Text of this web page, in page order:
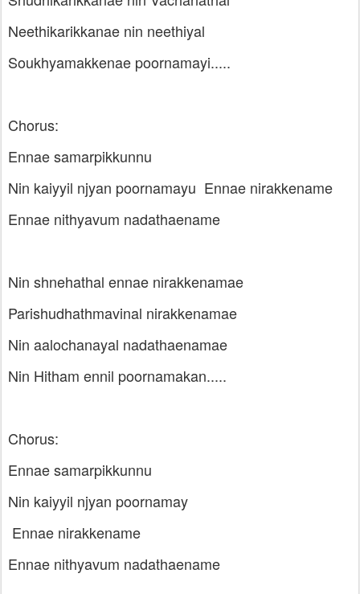
Neethikarikkanae nin neethiyal
Soukhyamakkenae poornamayi.....
Chorus:
Ennae samarpikkunnu
Nin kaiyyil njyan poornamayu Ennae nirakkename
Ennae nithyavum nadathaename
Nin shnehathal ennae nirakkenamae
Parishudhathmavinal nirakkenamae
Nin aalochanayal nadathaenamae
Nin Hitham ennil poornamakan.....
Chorus:
Ennae samarpikkunnu
Nin kaiyyil njyan poornamay
Ennae nirakkename
Ennae nithyavum nadathaename